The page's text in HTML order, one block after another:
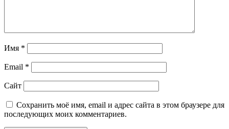
Имя *
Email *
Сайт
Сохранить моё имя, email и адрес сайта в этом браузере для
последующих моих комментариев.